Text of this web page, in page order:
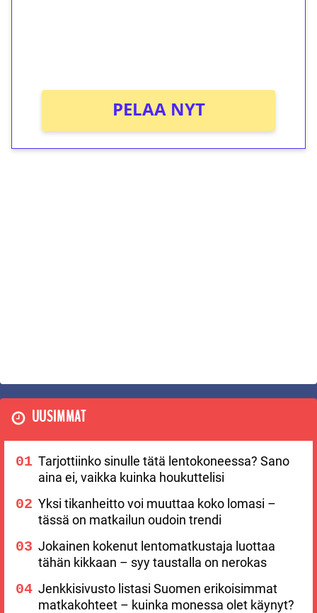
PELAA NYT
UUSIMMAT
Tarjottiinko sinulle tätä lentokoneessa? Sano
aina ei, vaikka kuinka houkuttelisi
Yksi tikanheitto voi muuttaa koko lomasi –
tässä on matkailun oudoin trendi
Jokainen kokenut lentomatkustaja luottaa
tähän kikkaan – syy taustalla on nerokas
Jenkkisivusto listasi Suomen erikoisimmat
matkakohteet – kuinka monessa olet käynyt?